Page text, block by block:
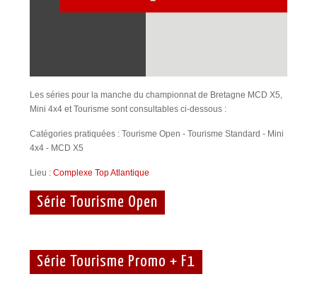
Les séries pour la manche du championnat de Bretagne MCD X5,
Mini 4x4 et Tourisme sont consultables ci-dessous :
Catégories pratiquées : Tourisme Open - Tourisme Standard - Mini
4x4 - MCD X5
Lieu : Complexe Top Atlantique
Série Tourisme Open
Série Tourisme Promo + F1